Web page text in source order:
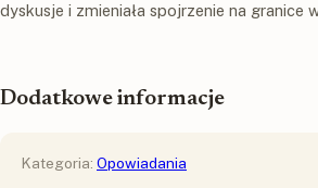
dyskusje i zmieniała spojrzenie na granice
Dodatkowe informacje
Kategoria: Opowiadania